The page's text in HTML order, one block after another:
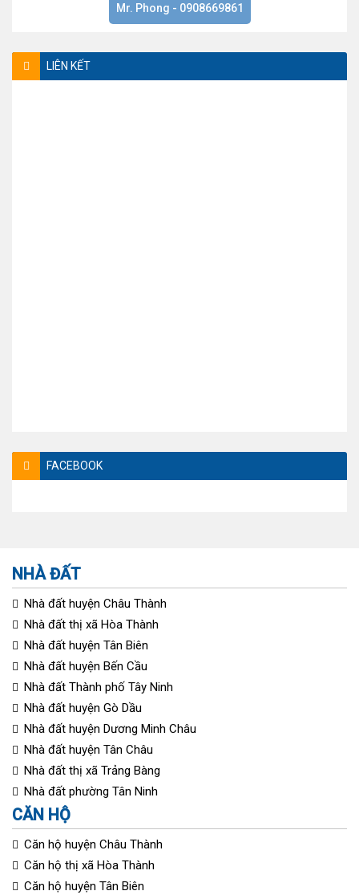
Mr. Phong - 0908669861
LIÊN KẾT
FACEBOOK
NHÀ ĐẤT
Nhà đất huyện Châu Thành
Nhà đất thị xã Hòa Thành
Nhà đất huyện Tân Biên
Nhà đất huyện Bến Cầu
Nhà đất Thành phố Tây Ninh
Nhà đất huyện Gò Dầu
Nhà đất huyện Dương Minh Châu
Nhà đất huyện Tân Châu
Nhà đất thị xã Trảng Bàng
Nhà đất phường Tân Ninh
CĂN HỘ
Căn hộ huyện Châu Thành
Căn hộ thị xã Hòa Thành
Căn hộ huyện Tân Biên